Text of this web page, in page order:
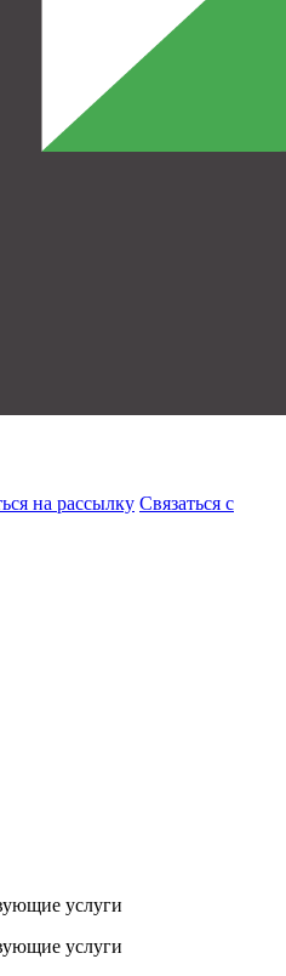
на рассылку Связаться с
услуги
услуги